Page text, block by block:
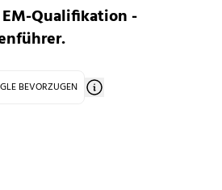
Qualifikation -
BEVORZUGEN